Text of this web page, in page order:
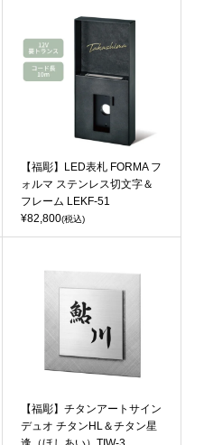
【福彫】LED表札 FORMA フ
ォルマ ステンレス切文字＆
フレーム LEKF-51
¥82,800(税込)
【福彫】チタンアートサイン
デュオ チタンHL＆チタン星